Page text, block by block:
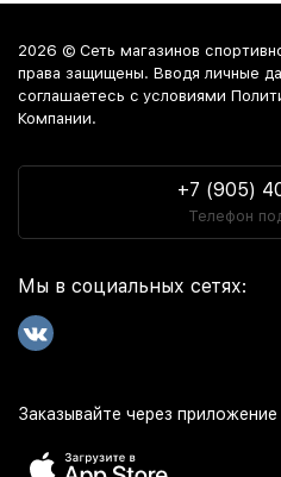
2026 © Сеть магазинов
права защищены. Вводя личные
соглашаетесь c условиями
Компании.
+7 (905)
Телефон
Мы в социальных сетях:
Заказывайте через приложение